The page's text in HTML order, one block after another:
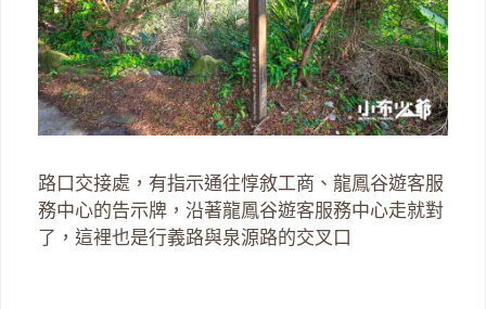
路口交接處，有指示通往惇敘工商、龍鳳谷遊客服
務中心的告示牌，沿著龍鳳谷遊客服務中心走就對
了，這裡也是行義路與泉源路的交叉口